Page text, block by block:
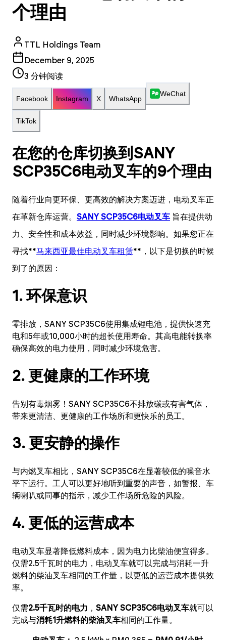
个理由
TTL Holdings Team
December 9, 2025
3 分钟阅读
Facebook Instagram X WhatsApp
WeChat
TikTok
在您的仓库切换到SANY
SCP35C6电动叉车的9个理由
随着行业向更环保、更高效的解决方案迈进，电动叉车正
在革新仓库运营。 SANY SCP35C6电动叉车 旨在提供动
力、安全性和成本效益，同时减少环境影响。如果您正在
寻找**马来西亚最佳电动叉车租赁**，以下是切换的时候
到了的原因：
1. 环保意识
零排放，SANY SCP35C6使用集成锂电池，提供快速充
电和5年或10,000小时的超长使用寿命。其高电能转换率
确保高效的电力使用，同时减少环境危害。
2. 更健康的工作环境
告别有毒烟雾！SANY SCP35C6不排放碳或有害气体，
带来更清洁、更健康的工作场所和更快乐的员工。
3. 更安静的操作
与内燃叉车相比，SANY SCP35C6在显著较低的噪音水
平下运行。工人可以更好地听到重要的声音，如警报、车
辆喇叭或同事的指示，减少工作场所危险的风险。
4. 更低的运营成本
电动叉车显著降低燃料成本，因为电力比柴油便宜得多。
仅需2.5千瓦时的电力，电动叉车就可以完成与消耗一升
燃料的柴油叉车相同的工作量，以更低的运营成本提供效
率。
仅需2.5千瓦时的电力 ， SANY SCP35C6电动叉车就可以
完成与消耗1升燃料的柴油叉车相同的工作量。